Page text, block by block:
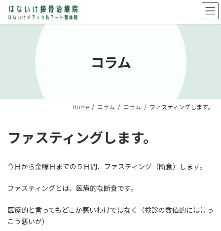
テ
ゲ
コラム
Home コラム コラム ファスティングします。
ファスティングします。
今日から金曜日までの５日間、ファスティング（断食）します。
ファスティングとは、医療的な断食です。
医療的と言ってもどこか悪いわけではなく（検診の数値的にはけっ
こう悪いが）